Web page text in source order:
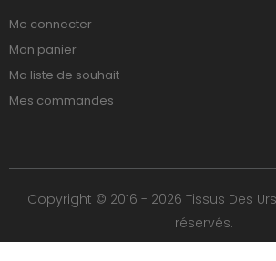
Me connecter
Mon panier
Ma liste de souhait
Mes commandes
Copyright © 2016 - 2026 Tissus Des
réservés.